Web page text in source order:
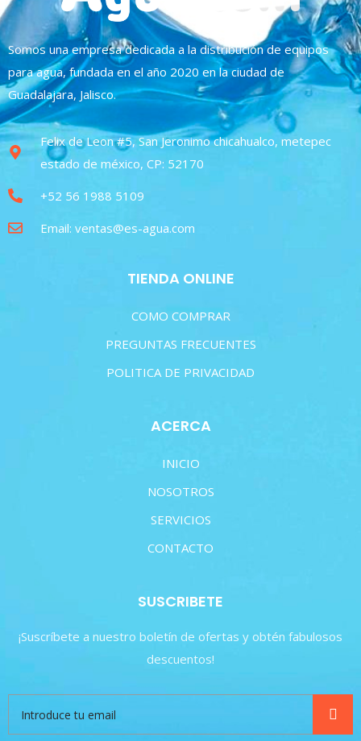
Somos una empresa dedicada a la distribución de equipos
para agua, fundada en el año 2020 en la ciudad de
Guadalajara, Jalisco.
Felix de Leon #5, San Jeronimo chicahualco, metepec
estado de méxico, CP: 52170
+52 56 1988 5109
Email: ventas@es-agua.com
TIENDA ONLINE
COMO COMPRAR
PREGUNTAS FRECUENTES
POLITICA DE PRIVACIDAD
ACERCA
INICIO
NOSOTROS
SERVICIOS
CONTACTO
SUSCRIBETE
¡Suscríbete a nuestro boletín de ofertas y obtén fabulosos
descuentos!